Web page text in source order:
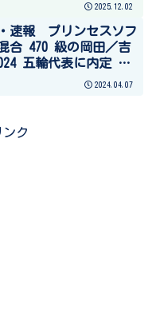
2025.12.02
・速報 プリンセスソフ
合 470 級の岡田／吉
五輪代表に内定 女
田中／永松組が銅メダ
2024.04.07
ンク